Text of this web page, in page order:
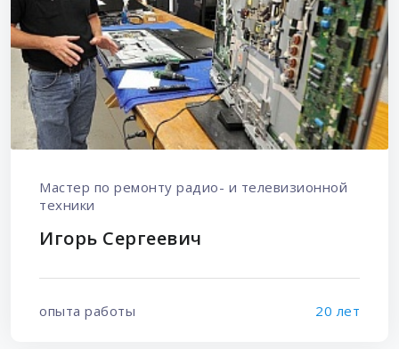
Мастер по ремонту радио- и телевизионной
техники
Игорь Сергеевич
опыта работы 20 лет